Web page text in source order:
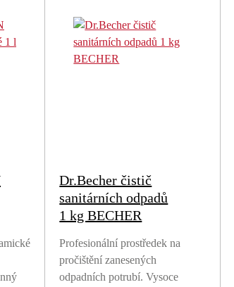
Dr.Becher čistič
sanitárních odpadů
1 kg BECHER
Profesionální prostředek na
pročištění zanesených
odpadních potrubí. Vysoce